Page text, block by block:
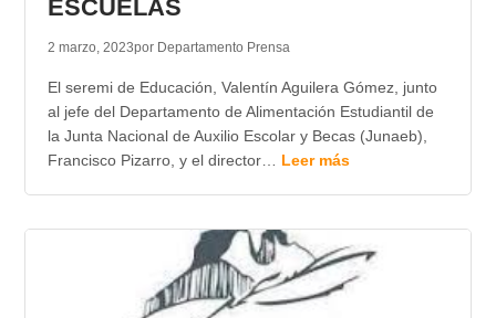
ESCUELAS
2 marzo, 2023por Departamento Prensa
El seremi de Educación, Valentín Aguilera Gómez, junto
al jefe del Departamento de Alimentación Estudiantil de
la Junta Nacional de Auxilio Escolar y Becas (Junaeb),
Francisco Pizarro, y el director… Leer más